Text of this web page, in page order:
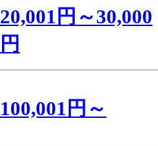
20,001円～30,000
円
100,001円～